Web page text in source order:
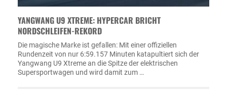
YANGWANG U9 XTREME: HYPERCAR BRICHT
NORDSCHLEIFEN-REKORD
Die magische Marke ist gefallen: Mit einer offiziellen
Rundenzeit von nur 6:59.157 Minuten katapultiert sich der
Yangwang U9 Xtreme an die Spitze der elektrischen
Supersportwagen und wird damit zum …